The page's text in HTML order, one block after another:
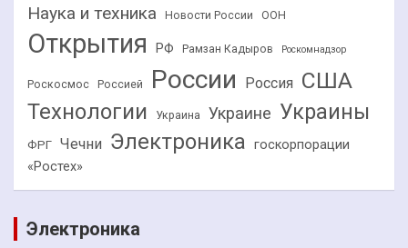
Наука и техника Новости России ООН
Открытия РФ Рамзан Кадыров Роскомнадзор
Роскосмос Россией России Россия США
Технологии Украина Украине Украины
ФРГ Чечни Электроника госкорпорации
«Ростех»
Электроника